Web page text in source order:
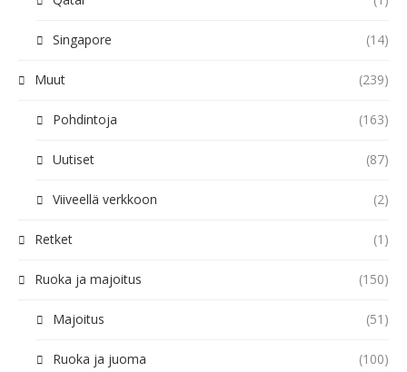
Singapore (14)
Muut (239)
Pohdintoja (163)
Uutiset (87)
Viiveellä verkkoon (2)
Retket (1)
Ruoka ja majoitus (150)
Majoitus (51)
Ruoka ja juoma (100)